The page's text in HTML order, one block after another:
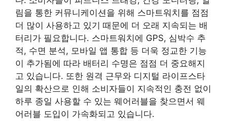
림을 통한 커뮤니케이션을 위해 스마트워치를 점점
더 많이 사용하고 있기 때문에 더 오래 지속되는 배
터리가 필요합니다. 스마트워치에 GPS, 심박수 추
적, 수면 분석, 모바일 앱 통합 등 더욱 정교한 기능
이 추가됨에 따라 배터리 수명은 점점 더 중요해지
고 있습니다. 또한 원격 근무와 디지털 라이프스타
일의 확산으로 인해 소비자들이 지속적인 충전 없이
하루 종일 사용할 수 있는 웨어러블을 찾으면서 웨
어러블 도입이 가속화되고 있습니다.